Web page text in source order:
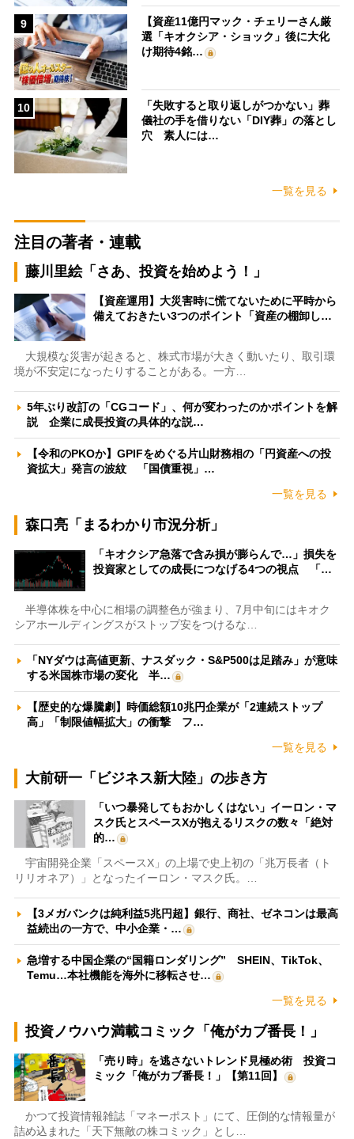
9
【資産11億円マック・チェリーさん厳
選「キオクシア・ショック」後に大化
け期待4銘…
10
「失敗すると取り返しがつかない」葬
儀社の手を借りない「DIY葬」の落とし
穴 素人には…
一覧を見る
注目の著者・連載
藤川里絵「さあ、投資を始めよう！」
【資産運用】大災害時に慌てないために平時から
備えておきたい3つのポイント「資産の棚卸し…
大規模な災害が起きると、株式市場が大きく動いたり、取引環
境が不安定になったりすることがある。一方…
5年ぶり改訂の「CGコード」、何が変わったのかポイントを解
説 企業に成長投資の具体的な説…
【令和のPKOか】GPIFをめぐる片山財務相の「円資産への投
資拡大」発言の波紋 「国債重視」…
一覧を見る
森口亮「まるわかり市況分析」
「キオクシア急落で含み損が膨らんで…」損失を
投資家としての成長につなげる4つの視点 「…
半導体株を中心に相場の調整色が強まり、7月中旬にはキオク
シアホールディングスがストップ安をつけるな…
「NYダウは高値更新、ナスダック・S&P500は足踏み」が意味
する米国株市場の変化 半…
【歴史的な爆騰劇】時価総額10兆円企業が「2連続ストップ
高」「制限値幅拡大」の衝撃 フ…
一覧を見る
大前研一「ビジネス新大陸」の歩き方
「いつ暴発してもおかしくはない」イーロン・マ
スク氏とスペースXが抱えるリスクの数々「絶対
的…
宇宙開発企業「スペースX」の上場で史上初の「兆万長者（ト
リリオネア）」となったイーロン・マスク氏。…
【3メガバンクは純利益5兆円超】銀行、商社、ゼネコンは最高
益続出の一方で、中小企業・…
急増する中国企業の“国籍ロンダリング” SHEIN、TikTok、
Temu…本社機能を海外に移転させ…
一覧を見る
投資ノウハウ満載コミック「俺がカブ番長！」
「売り時」を逃さないトレンド見極め術 投資コ
ミック「俺がカブ番長！」【第11回】
かつて投資情報雑誌「マネーポスト」にて、圧倒的な情報量が
詰め込まれた「天下無敵の株コミック」とし…